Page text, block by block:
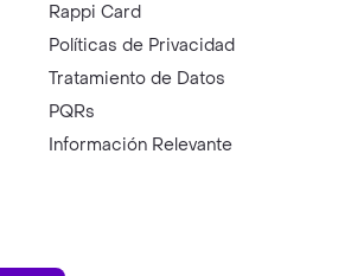
Rappi Card
Políticas de Privacidad
Tratamiento de Datos
PQRs
Información Relevante